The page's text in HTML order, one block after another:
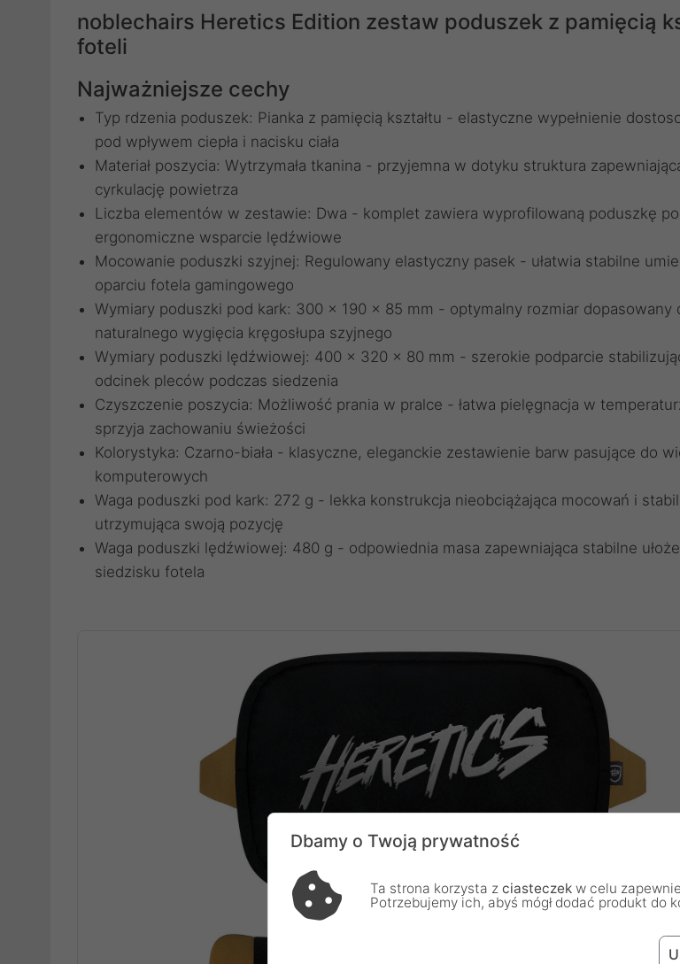
noblechairs Heretics Edition zestaw poduszek z pamięcią
foteli
Najważniejsze cechy
Typ rdzenia poduszek: Pianka z pamięcią kształtu - elastyczne wypełnienie
pod wpływem ciepła i nacisku ciała
Materiał poszycia: Wytrzymała tkanina - przyjemna w dotyku struktura
cyrkulację powietrza
Liczba elementów w zestawie: Dwa - komplet zawiera wyprofilowaną poduszkę
ergonomiczne wsparcie lędźwiowe
Mocowanie poduszki szyjnej: Regulowany elastyczny pasek - ułatwia stabilne
oparciu fotela gamingowego
Wymiary poduszki pod kark: 300 x 190 x 85 mm - optymalny rozmiar dopasowany
naturalnego wygięcia kręgosłupa szyjnego
Wymiary poduszki lędźwiowej: 400 x 320 x 80 mm - szerokie podparcie
odcinek pleców podczas siedzenia
Czyszczenie poszycia: Możliwość prania w pralce - łatwa pielęgnacja w
sprzyja zachowaniu świeżości
Kolorystyka: Czarno-biała - klasyczne, eleganckie zestawienie barw pasujące do
komputerowych
Waga poduszki pod kark: 272 g - lekka konstrukcja nieobciążająca mocowań i
utrzymująca swoją pozycję
Waga poduszki lędźwiowej: 480 g - odpowiednia masa zapewniająca stabilne
siedzisku fotela
Dbamy o Twoją prywatność
Ta strona korzysta z ciasteczek w celu
Potrzebujemy ich, abyś mógł dodać produkt do